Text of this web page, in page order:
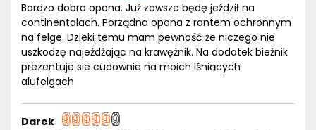
Bardzo dobra opona. Już zawsze będę jeździł na
continentalach. Porządna opona z rantem ochronnym
na felge. Dzieki temu mam pewność że niczego nie
uszkodzę najeżdżając na krawężnik. Na dodatek bieżnik
prezentuje sie cudownie na moich lśniących
alufelgach
Darek